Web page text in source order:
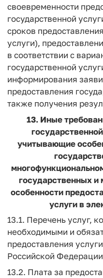
своевременности
государственной
сроков
услуги),
в соответствии с
государственной
информирования
предоставления
также получения
13. Иные
учитывающие
государственных и
особенности
услуги в
13.1. Перечень услуг,
необходимыми и
предоставления
Российской
13.2. Плата за